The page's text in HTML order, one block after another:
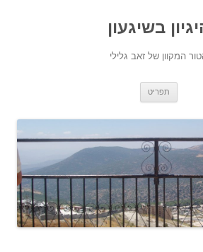
בשיגעון
המקוון של זאב גלילי
תפריט